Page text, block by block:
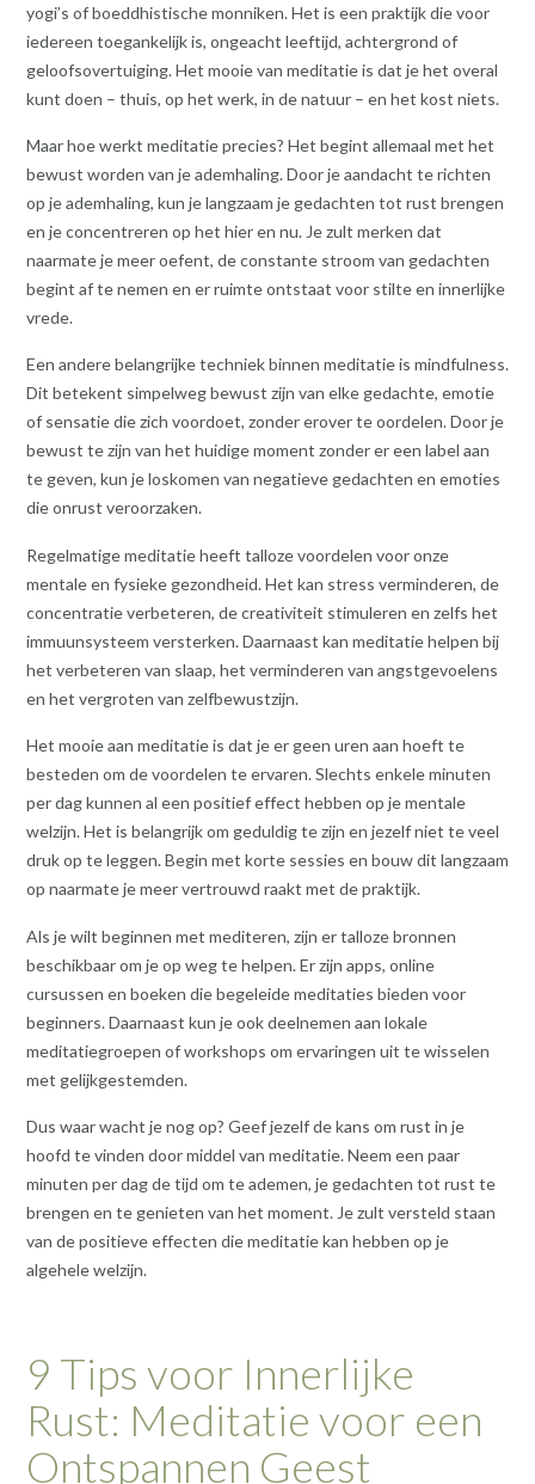
yogi’s of boeddhistische monniken. Het is een praktijk die voor
iedereen toegankelijk is, ongeacht leeftijd, achtergrond of
geloofsovertuiging. Het mooie van meditatie is dat je het overal
kunt doen – thuis, op het werk, in de natuur – en het kost niets.
Maar hoe werkt meditatie precies? Het begint allemaal met het
bewust worden van je ademhaling. Door je aandacht te richten
op je ademhaling, kun je langzaam je gedachten tot rust brengen
en je concentreren op het hier en nu. Je zult merken dat
naarmate je meer oefent, de constante stroom van gedachten
begint af te nemen en er ruimte ontstaat voor stilte en innerlijke
vrede.
Een andere belangrijke techniek binnen meditatie is mindfulness.
Dit betekent simpelweg bewust zijn van elke gedachte, emotie
of sensatie die zich voordoet, zonder erover te oordelen. Door je
bewust te zijn van het huidige moment zonder er een label aan
te geven, kun je loskomen van negatieve gedachten en emoties
die onrust veroorzaken.
Regelmatige meditatie heeft talloze voordelen voor onze
mentale en fysieke gezondheid. Het kan stress verminderen, de
concentratie verbeteren, de creativiteit stimuleren en zelfs het
immuunsysteem versterken. Daarnaast kan meditatie helpen bij
het verbeteren van slaap, het verminderen van angstgevoelens
en het vergroten van zelfbewustzijn.
Het mooie aan meditatie is dat je er geen uren aan hoeft te
besteden om de voordelen te ervaren. Slechts enkele minuten
per dag kunnen al een positief effect hebben op je mentale
welzijn. Het is belangrijk om geduldig te zijn en jezelf niet te veel
druk op te leggen. Begin met korte sessies en bouw dit langzaam
op naarmate je meer vertrouwd raakt met de praktijk.
Als je wilt beginnen met mediteren, zijn er talloze bronnen
beschikbaar om je op weg te helpen. Er zijn apps, online
cursussen en boeken die begeleide meditaties bieden voor
beginners. Daarnaast kun je ook deelnemen aan lokale
meditatiegroepen of workshops om ervaringen uit te wisselen
met gelijkgestemden.
Dus waar wacht je nog op? Geef jezelf de kans om rust in je
hoofd te vinden door middel van meditatie. Neem een paar
minuten per dag de tijd om te ademen, je gedachten tot rust te
brengen en te genieten van het moment. Je zult versteld staan
van de positieve effecten die meditatie kan hebben op je
algehele welzijn.
9 Tips voor Innerlijke
Rust: Meditatie voor een
Ontspannen Geest